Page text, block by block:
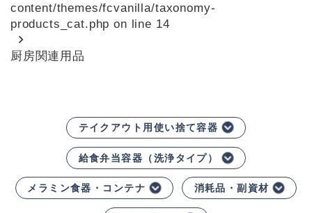
content/themes/fcvanilla/taxonomy-
products_cat.php on line 14
厨房関連用品
テイクアウト用使い捨て容器
給食弁当容器（洗浄タイプ）
メラミン食器・コンテナ 消耗品・副資材